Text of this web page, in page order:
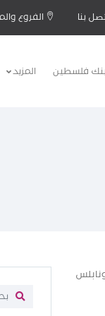
بنا الفروع
فلسطين المزيد